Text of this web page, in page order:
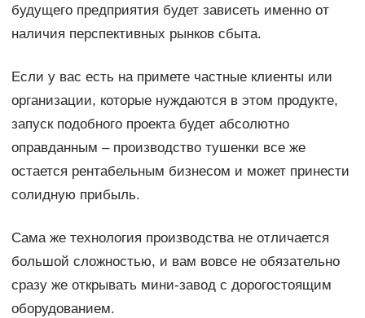
будущего предприятия будет зависеть именно от
наличия перспективных рынков сбыта.
Если у вас есть на примете частные клиенты или
организации, которые нуждаются в этом продукте,
запуск подобного проекта будет абсолютно
оправданным – производство тушенки все же
остается рентабельным бизнесом и может принести
солидную прибыль.
Сама же технология производства не отличается
большой сложностью, и вам вовсе не обязательно
сразу же открывать мини-завод с дорогостоящим
оборудованием.